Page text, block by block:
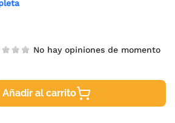
No hay opiniones de momento
Añadir al carrito